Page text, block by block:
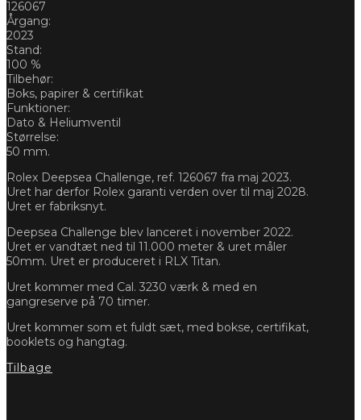
126067
Årgang:
2023
Stand:
100 %
Tilbehør:
Boks, papirer & certifikat
Funktioner:
Dato & Heliumventil
Størrelse:
50 mm.
Rolex Deepsea Challenge, ref. 126067 fra maj 2023.
Uret har derfor Rolex garanti verden over til maj 2028.
Uret er fabriksnyt.
Deepsea Challenge blev lanceret i november 2022.
Uret er vandtæt ned til 11.000 meter & uret måler
50mm. Uret er produceret i RLX Titan.
Uret kommer med Cal. 3230 værk & med en
gangreserve på 70 timer.
Uret kommer som et fuldt sæt, med bokse, certifikat,
booklets og hangtag.
Tilbage